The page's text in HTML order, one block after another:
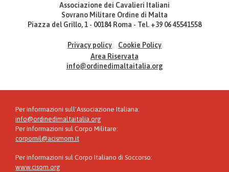
Associazione dei Cavalieri Italiani
Sovrano Militare Ordine di Malta
Piazza del Grillo, 1 - 00184 Roma - Tel. +39 06 45541558
Privacy policy
Cookie Policy
Area Riservata
info@ordinedimaltaitalia.org
Per informazioni sull'Associazione Italiana:
info@ordinedimaltaitalia.org
Per informazioni sul Corpo Militare:
corpomil@acismom.it
Per informazioni sul Corpo Italiano di Soccorso:
www.cisom.org